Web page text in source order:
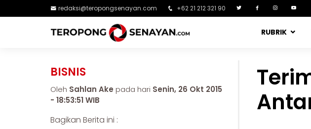
redaksi@teropongsenayan.com +62 21 212 321 90
RUBRIK
BISNIS
Oleh Sahlan Ake pada hari Senin, 26 Okt 2015
- 18:53:51 WIB
Bagikan Berita ini :